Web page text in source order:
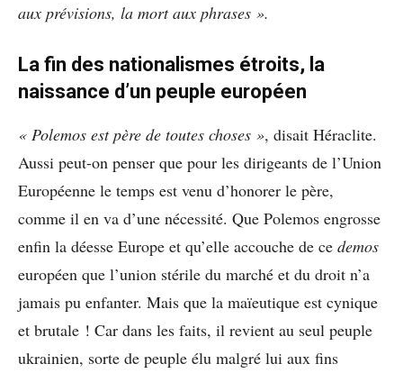
aux prévisions, la mort aux phrases ».
La fin des nationalismes étroits, la
naissance d’un peuple européen
« Polemos est père de toutes choses », disait Héraclite.
Aussi peut-on penser que pour les dirigeants de l’Union
Européenne le temps est venu d’honorer le père,
comme il en va d’une nécessité. Que Polemos engrosse
enfin la déesse Europe et qu’elle accouche de ce demos
européen que l’union stérile du marché et du droit n’a
jamais pu enfanter. Mais que la maïeutique est cynique
et brutale ! Car dans les faits, il revient au seul peuple
ukrainien, sorte de peuple élu malgré lui aux fins